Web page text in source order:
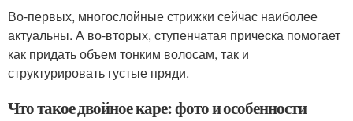
Во-первых, многослойные стрижки сейчас наиболее
актуальны. А во-вторых, ступенчатая прическа помогает
как придать объем тонким волосам, так и
структурировать густые пряди.
Что такое двойное каре: фото и особенности